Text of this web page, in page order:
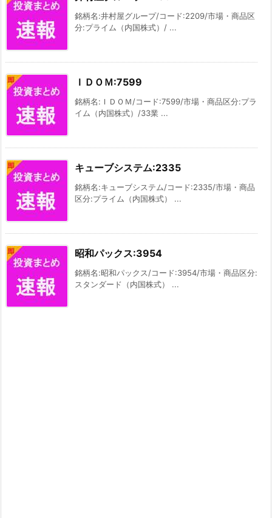
銘柄名:井村屋グループ/コード:2209/市場・商品区
分:プライム（内国株式）/ ...
ＩＤＯＭ:7599
銘柄名:ＩＤＯＭ/コード:7599/市場・商品区分:プラ
イム（内国株式）/33業 ...
キューブシステム:2335
銘柄名:キューブシステム/コード:2335/市場・商品
区分:プライム（内国株式） ...
昭和パックス:3954
銘柄名:昭和パックス/コード:3954/市場・商品区分:
スタンダード（内国株式） ...